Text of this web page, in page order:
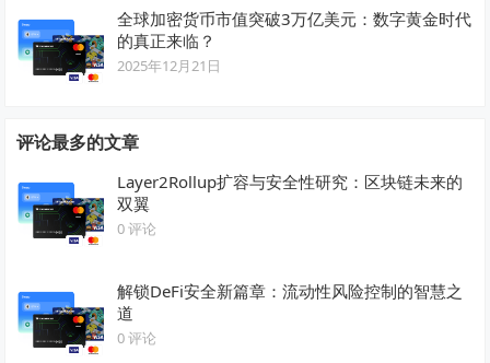
全球加密货币市值突破3万亿美元：数字黄金时代
的真正来临？
2025年12月21日
评论最多的文章
Layer2Rollup扩容与安全性研究：区块链未来的
双翼
0 评论
解锁DeFi安全新篇章：流动性风险控制的智慧之
道
0 评论